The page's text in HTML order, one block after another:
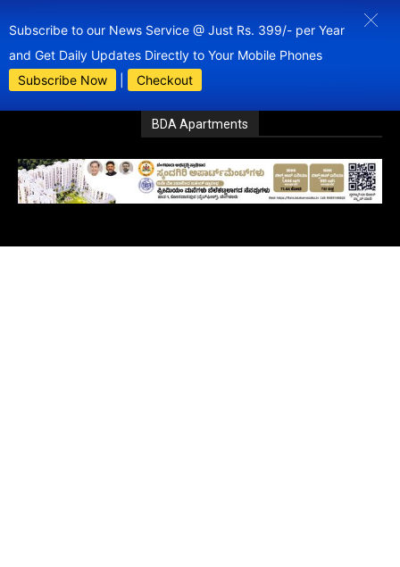
Subscribe to our News Service @ Just Rs. 399/- per Year
and Get Daily Updates Directly to Your Mobile Phones
Subscribe Now
Checkout
BDA Apartments